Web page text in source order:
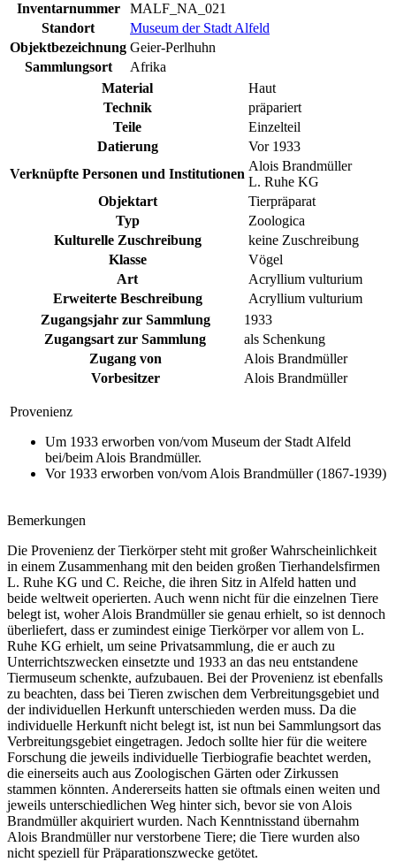
Inventarnummer
MALF_NA_021
Standort
Museum der Stadt Alfeld
Objektbezeichnung Geier-Perlhuhn
Sammlungsort
Afrika
Material
Haut
Technik
präpariert
Teile
Einzelteil
Datierung
Vor 1933
Verknüpfte Personen und Institutionen
Alois Brandmüller
L. Ruhe KG
Objektart
Tierpräparat
Typ
Zoologica
Kulturelle Zuschreibung
keine Zuschreibung
Klasse
Vögel
Art
Acryllium vulturium
Erweiterte Beschreibung
Acryllium vulturium
Zugangsjahr zur Sammlung
1933
Zugangsart zur Sammlung
als Schenkung
Zugang von
Alois Brandmüller
Vorbesitzer
Alois Brandmüller
Provenienz
Um 1933 erworben von/vom Museum der Stadt Alfeld
bei/beim Alois Brandmüller.
Vor 1933 erworben von/vom Alois Brandmüller (1867-1939)
Bemerkungen
Die Provenienz der Tierkörper steht mit großer Wahrscheinlichkeit
in einem Zusammenhang mit den beiden großen Tierhandelsfirmen
L. Ruhe KG und C. Reiche, die ihren Sitz in Alfeld hatten und
beide weltweit operierten. Auch wenn nicht für die einzelnen Tiere
belegt ist, woher Alois Brandmüller sie genau erhielt, so ist dennoch
überliefert, dass er zumindest einige Tierkörper vor allem von L.
Ruhe KG erhielt, um seine Privatsammlung, die er auch zu
Unterrichtszwecken einsetzte und 1933 an das neu entstandene
Tiermuseum schenkte, aufzubauen. Bei der Provenienz ist ebenfalls
zu beachten, dass bei Tieren zwischen dem Verbreitungsgebiet und
der individuellen Herkunft unterschieden werden muss. Da die
individuelle Herkunft nicht belegt ist, ist nun bei Sammlungsort das
Verbreitungsgebiet eingetragen. Jedoch sollte hier für die weitere
Forschung die jeweils individuelle Tierbiografie beachtet werden,
die einerseits auch aus Zoologischen Gärten oder Zirkussen
stammen könnten. Andererseits hatten sie oftmals einen weiten und
jeweils unterschiedlichen Weg hinter sich, bevor sie von Alois
Brandmüller akquiriert wurden. Nach Kenntnisstand übernahm
Alois Brandmüller nur verstorbene Tiere; die Tiere wurden also
nicht speziell für Präparationszwecke getötet.